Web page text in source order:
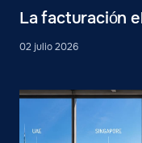
La facturación
02 julio 2026